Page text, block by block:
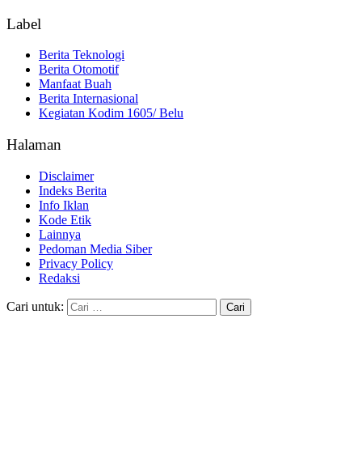
Label
Berita Teknologi
Berita Otomotif
Manfaat Buah
Berita Internasional
Kegiatan Kodim 1605/ Belu
Halaman
Disclaimer
Indeks Berita
Info Iklan
Kode Etik
Lainnya
Pedoman Media Siber
Privacy Policy
Redaksi
Cari untuk: